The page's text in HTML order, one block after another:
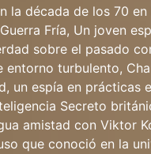
la década de los 70
Fría, Un joven
sobre el pasado
entorno turbulento,
un espía en prácticas
Secreto
amistad con Viktor
que conoció en la